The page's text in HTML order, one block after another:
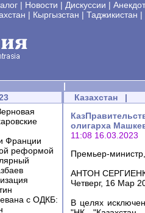
| Новости | Дискуссии |
| Кыргызстан | Таджикистан |
|
Франции
реформой
с ОДКБ:
Казахстан |
олигарха
11:08 16.03.2023
Премьер-
АНТОН
Четверг, 16 Мар
В целях